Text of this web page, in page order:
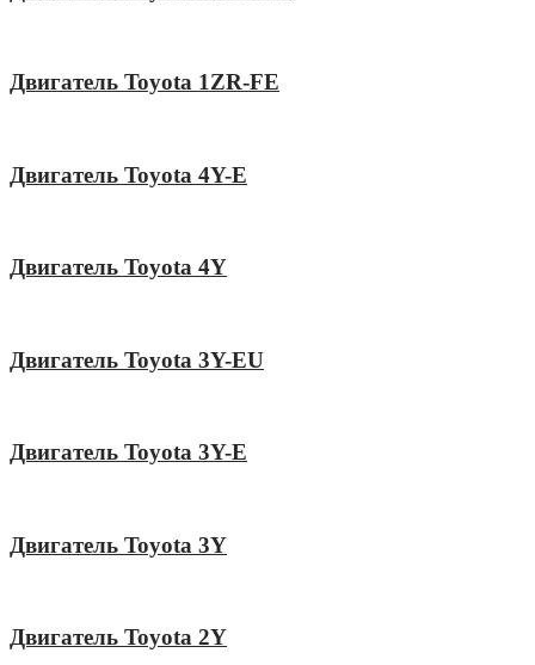
Двигатель Toyota 1ZR-FE
Двигатель Toyota 4Y-E
Двигатель Toyota 4Y
Двигатель Toyota 3Y-EU
Двигатель Toyota 3Y-E
Двигатель Toyota 3Y
Двигатель Toyota 2Y